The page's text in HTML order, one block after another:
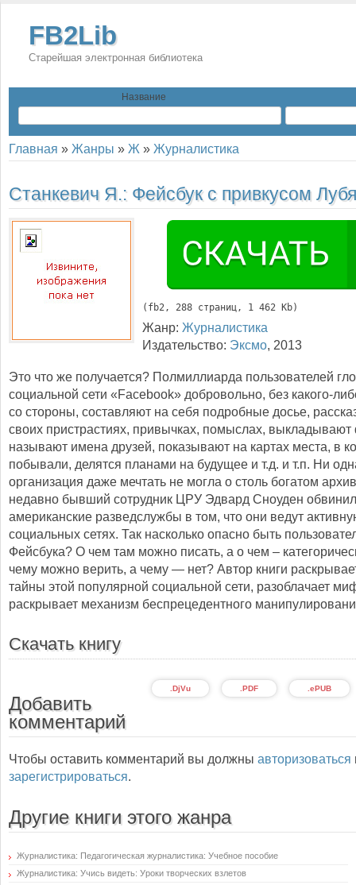
FB2Lib
Старейшая электронная библиотека
Название
Главная » Жанры » Ж » Журналистика
Станкевич Я.: Фейсбук с привкусом
( fb2, 288 страниц, 1 462 Kb)
Жанр: Журналистика
Издательство: Эксмо, 2013
Это что же получается? Полмиллиарда пользователей
социальной сети «Facebook» добровольно, без какого-
со стороны, составляют на себя подробные досье,
своих пристрастиях, привычках, помыслах,
называют имена друзей, показывают на картах места, в
побывали, делятся планами на будущее и т.д. и т.п. Ни
организация даже мечтать не могла о столь богатом
недавно бывший сотрудник ЦРУ Эдвард Сноуден обвинил
американские разведслужбы в том, что они ведут
социальных сетях. Так насколько опасно быть
Фейсбука? О чем там можно писать, а о чем –
чему можно верить, а чему — нет? Автор книги
тайны этой популярной социальной сети, разоблачает
раскрывает механизм беспрецедентного
Скачать книгу
.ePUB
.PDF
.DjVu
Добавить
комментарий
Чтобы оставить комментарий вы должны авторизоваться
зарегистрироваться.
Другие книги этого жанра
Журналистика: Педагогическая журналистика: Учебное пособие
Журналистика: Учись видеть: Уроки творческих взлетов